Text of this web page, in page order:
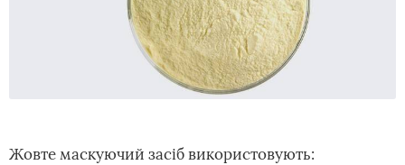
Жовте маскуючий засіб використовують: